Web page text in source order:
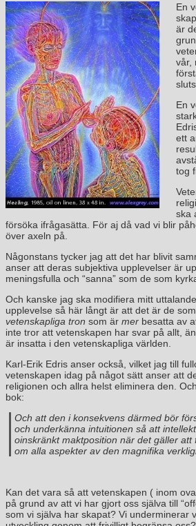
En
är
vår,
En
ett
tog
ska
försöka ifrågasätta. För aj då vad vi blir
över axeln på.
Någonstans tycker jag att det har blivit
anser att deras subjektiva upplevelser är
meningsfulla och “sanna” som de som
Och kanske jag ska modifiera mitt
upplevelse så här långt är att det är de
vetenskapliga tron som är mer besatta av
inte tror att vetenskapen har svar på allt,
är insatta i den vetenskapliga världen.
Karl-Erik Edris anser också, vilket jag till
vetenskapen idag på något sätt anser att
religionen och allra helst eliminera den.
bok:
Och att den i konsekvens därmed bör
och underkänna intuitionen så att
oinskränkt maktposition när det gäller att
om alla aspekter av den magnifika
Kan det vara så att vetenskapen ( inom
på grund av att vi har gjort oss själva till
som vi själva har skapat? Vi underminerar